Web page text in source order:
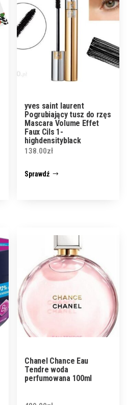
yves saint laurent
Pogrubiający tusz do rzęs
Mascara Volume Effet
Faux Cils 1-
highdensityblack
138.00zł
Sprawdź
Chanel Chance Eau
Tendre woda
perfumowana 100ml